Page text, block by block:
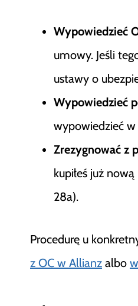
Wypowiedzieć
umowy. Jeśli
ustawy o
Wypowiedzieć
wypowiedzieć
Zrezygnować z
kupiłeś już
28a).
Procedurę u
z OC w Allianz albo